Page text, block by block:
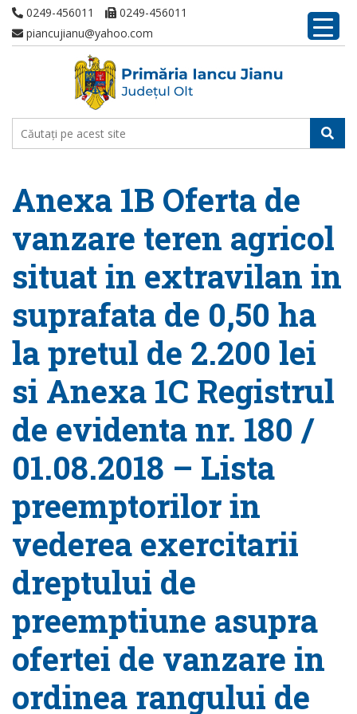
0249-456011
0249-456011
piancujianu@yahoo.com
Anexa 1B Oferta de
vanzare teren agricol
situat in extravilan in
suprafata de 0,50 ha
la pretul de 2.200 lei
si Anexa 1C Registrul
de evidenta nr. 180 /
01.08.2018 – Lista
preemptorilor in
vederea exercitarii
dreptului de
preemptiune asupra
ofertei de vanzare in
ordinea rangului de